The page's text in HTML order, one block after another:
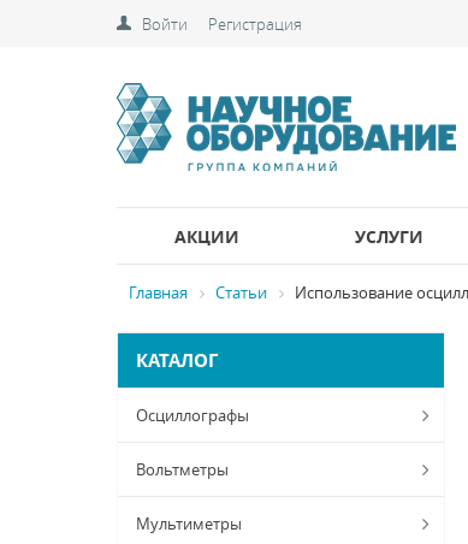
Войти Регистрация
АКЦИИ УСЛУГИ
Главная Статьи Использование
КАТАЛОГ
Осциллографы
Вольтметры
Мультиметры